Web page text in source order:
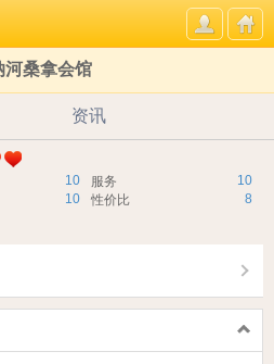
河桑拿会馆
资讯
10 10
服务
10
8
性价比